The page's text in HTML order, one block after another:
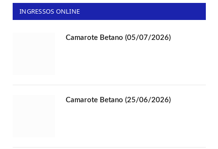
INGRESSOS ONLINE
Camarote Betano (05/07/2026)
Camarote Betano (25/06/2026)